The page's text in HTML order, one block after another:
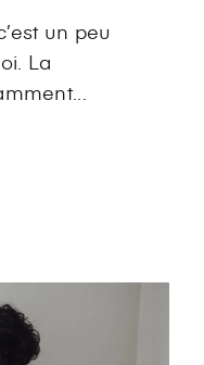
un peu
La